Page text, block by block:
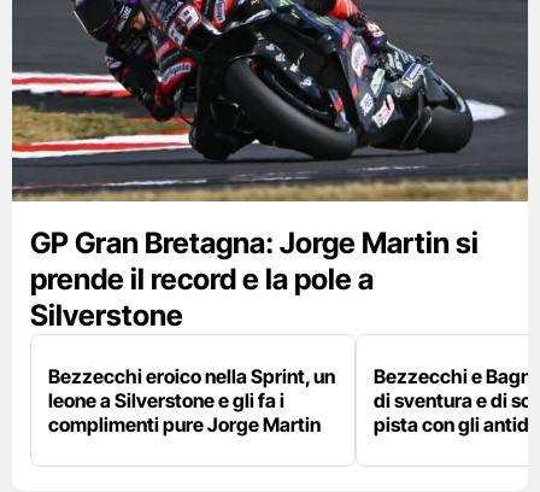
GP Gran Bretagna: Jorge Martin si
prende il record e la pole a
Silverstone
Bezzecchi eroico nella Sprint, un
leone a Silverstone e gli fa i
complimenti pure Jorge Martin
Bezzecchi e
di sventura e di
pista con gli